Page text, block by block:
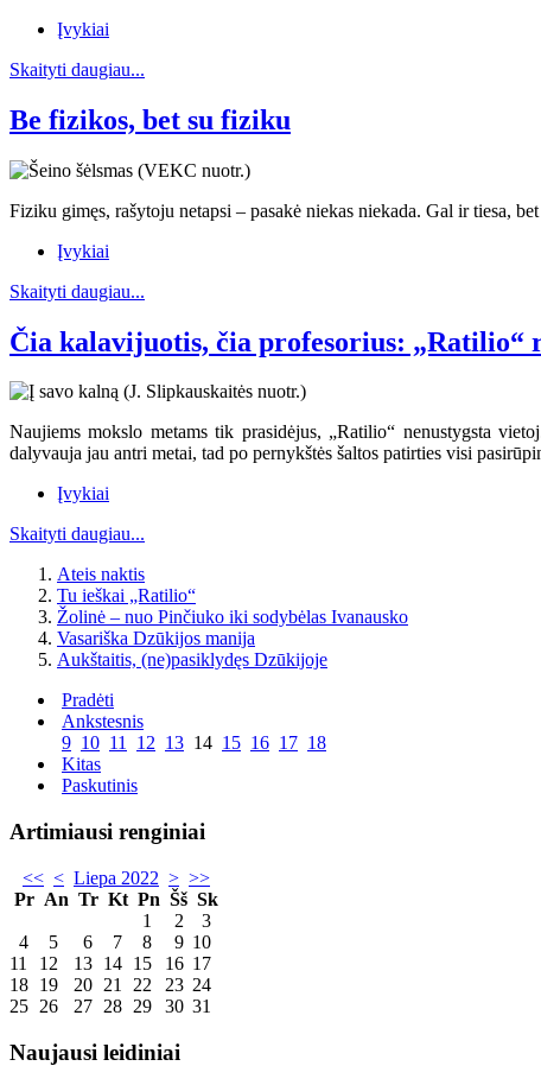
Įvykiai
Skaityti daugiau...
Be fizikos, bet su fiziku
Fiziku gimęs, rašytoju netapsi – pasakė niekas niekada. Gal ir tiesa,
Įvykiai
Skaityti daugiau...
Čia kalavijuotis, čia profesorius: „Ratilio“
Naujiems mokslo metams tik prasidėjus, „Ratilio“ nenustygsta
dalyvauja jau antri metai, tad po pernykštės šaltos patirties visi
Įvykiai
Skaityti daugiau...
Ateis naktis
Tu ieškai „Ratilio“
Žolinė – nuo Pinčiuko iki sodybėlas Ivanausko
Vasariška Dzūkijos manija
Aukštaitis, (ne)pasiklydęs Dzūkijoje
Pradėti
Ankstesnis
9 10 11 12 13 14 15 16 17 18
Kitas
Paskutinis
Artimiausi renginiai
<< < Liepa 2022 > >>
Pr An Tr Kt Pn Šš Sk
1
2
3
4
5 6 7 8 9 10
11
12 13 14 15 16 17
18 19 20 21 22 23 24
25 26 27 28 29 30 31
Naujausi leidiniai